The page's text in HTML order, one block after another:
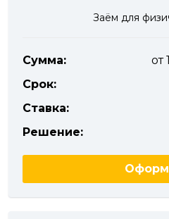
Заём для
Сумма:
от
Срок:
Ставка:
Решение: